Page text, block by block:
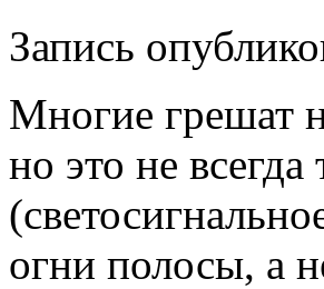
Запись
Многие грешат
но это не
огни полосы, а